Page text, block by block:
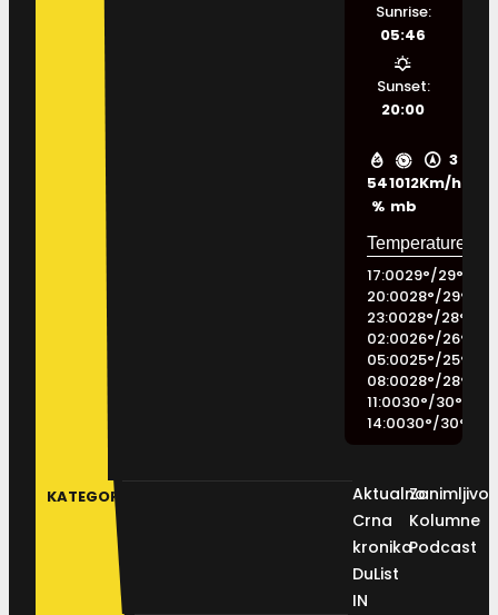
54
%
1012
mb
3
Km/h
Sunrise:
05:46
Sunset:
20:00
17:0029°/29°
20:0028°/29°
23:0028°/28°
02:0026°/26°
05:0025°/25°
08:0028°/28°
11:0030°/30°
14:0030°/30°
KATEGORIJE
Aktualno
Crna
kronika
DuList
IN
Kolumne
Podcast